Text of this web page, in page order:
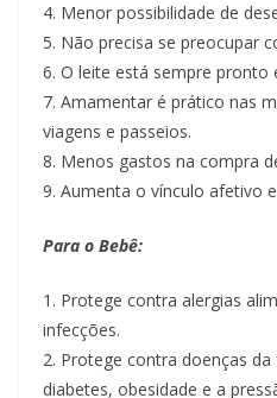
4. Menor possibilidade de
5. Não precisa se preocupar
6. O leite está sempre pronto
7. Amamentar é prático nas
viagens e passeios.
8. Menos gastos na compra
9. Aumenta o vínculo afetivo
Para o Bebê:
1. Protege contra alergias
infecções.
2. Protege contra doenças
diabetes, obesidade e a